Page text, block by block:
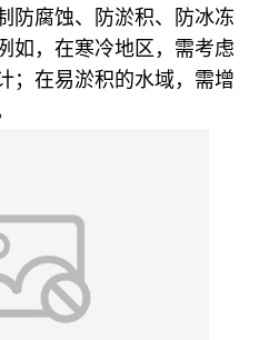
防腐蚀、防淤积、防冰冻
如，在寒冷地区，需考虑
；在易淤积的水域，需增